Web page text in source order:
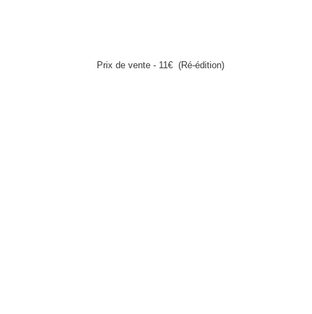
Prix de vente - 11€ (Ré-édition)